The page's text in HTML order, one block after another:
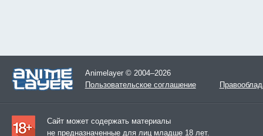
Animelayer © 2004–2026
Пользовательское соглашение
Сайт может содержать материалы
не предназначенные для лиц младше 18 лет.